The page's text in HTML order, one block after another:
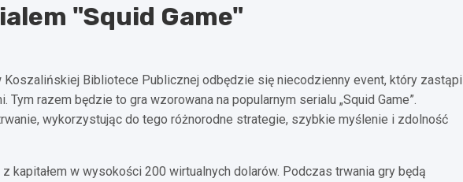
"Squid Game"
Koszalińskiej Bibliotece Publicznej odbędzie się niecodzienny event, który zastąpi
razem będzie to gra wzorowana na popularnym serialu „Squid Game”.
wykorzystując do tego różnorodne strategie, szybkie myślenie i zdolność
kapitałem w wysokości 200 wirtualnych dolarów. Podczas trwania gry będą